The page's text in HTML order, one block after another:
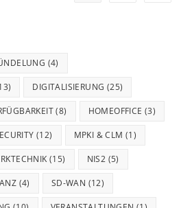
(4)
DIGITALISIERUNG (25)
(8) HOMEOFFICE (3)
(12) MPKI & CLM (1)
(15) NIS2 (5)
(4) SD-WAN (12)